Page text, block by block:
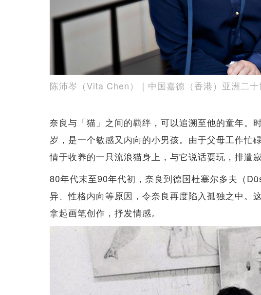
陈沛岑（Vita Chen）｜中国嘉德（香港）亚洲二
奈良与「猫」之间的羁绊，可以追溯至他的童年。
岁，是一个敏感又内向的小男孩。由于父母工作忙
情于收养的一只流浪猫身上，与它说话耍玩，排遣
80年代末至90年代初，奈良到德国杜塞尔多夫（
异、性格内向等原因，令奈良再度陷入孤独之中。
拿起画笔创作，抒发情感。